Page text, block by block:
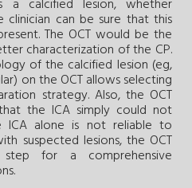
calcified lesion, whether
can be sure that this
The OCT would be the
characterization of the CP.
of the calcified lesion (eg,
on the OCT allows selecting
strategy. Also, the OCT
the ICA simply could not
ICA alone is not reliable to
suspected lesions, the OCT
for a comprehensive